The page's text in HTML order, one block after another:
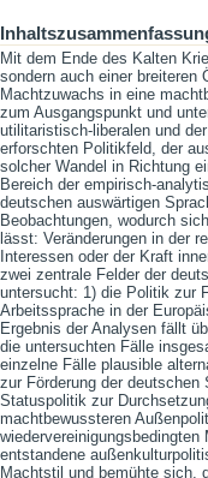
Mit dem Ende des Kalten
sondern auch einer breiteren
Machtzuwachs in eine
zum Ausgangspunkt und
utilitaristisch-liberalen und
erforschten Politikfeld, der
solcher Wandel in Richtung
Bereich der empirisch-
deutschen auswärtigen
Beobachtungen, wodurch
lässt: Veränderungen in der
Interessen oder der Kraft
zwei zentrale Felder der
untersucht: 1) die Politik zur
Arbeitssprache in der
Ergebnis der Analysen fällt
die untersuchten Fälle
einzelne Fälle plausible
zur Förderung der
Statuspolitik zur
machtbewussteren
entstandene
Machtstil und bemühte sich,